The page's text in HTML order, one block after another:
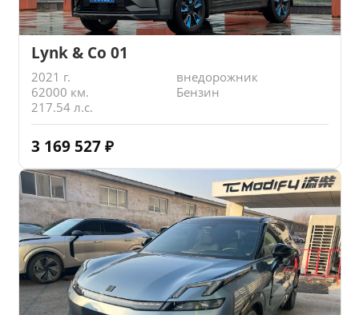
Lynk & Co 01
2021 г.
внедорожник
62000 км.
Бензин
217.54 л.с.
3 169 527 ₽